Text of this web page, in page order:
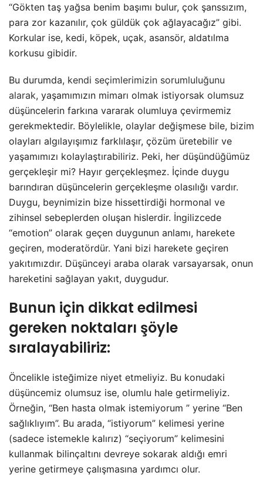
“Gökten taş yağsa benim başımı bulur, çok şanssızım,
para zor kazanılır, çok güldük çok ağlayacağız” gibi.
Korkular ise, kedi, köpek, uçak, asansör, aldatılma
korkusu gibidir.
Bu durumda, kendi seçimlerimizin sorumluluğunu
alarak, yaşamımızın mimarı olmak istiyorsak olumsuz
düşüncelerin farkına vararak olumluya çevirmemiz
gerekmektedir. Böylelikle, olaylar değişmese bile, bizim
olayları algılayışımız farklılaşır, çözüm üretebilir ve
yaşamımızı kolaylaştırabiliriz. Peki, her düşündüğümüz
gerçekleşir mi? Hayır gerçekleşmez. İçinde duygu
barındıran düşüncelerin gerçekleşme olasılığı vardır.
Duygu, beynimizin bize hissettirdiği hormonal ve
zihinsel sebeplerden oluşan hislerdir. İngilizcede
“emotion” olarak geçen duygunun anlamı, harekete
geçiren, moderatördür. Yani bizi harekete geçiren
yakıtımızdır. Düşünceyi araba olarak varsayarsak, onun
hareketini sağlayan yakıt, duygudur.
Bunun için dikkat edilmesi
gereken noktaları şöyle
sıralayabiliriz:
Öncelikle isteğimize niyet etmeliyiz. Bu konudaki
düşüncemiz olumsuz ise, olumlu hale getirmeliyiz.
Örneğin, “Ben hasta olmak istemiyorum ” yerine “Ben
sağlıklıyım”. Bu arada, “istiyorum” kelimesi yerine
(sadece istemekle kalırız) “seçiyorum” kelimesini
kullanmak bilinçaltını devreye sokarak aldığı emri
yerine getirmeye çalışmasına yardımcı olur.